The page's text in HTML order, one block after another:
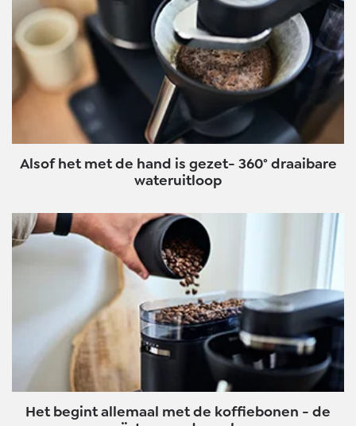
Alsof het met de hand is gezet- 360° draaibare
wateruitloop
Het begint allemaal met de koffiebonen - de